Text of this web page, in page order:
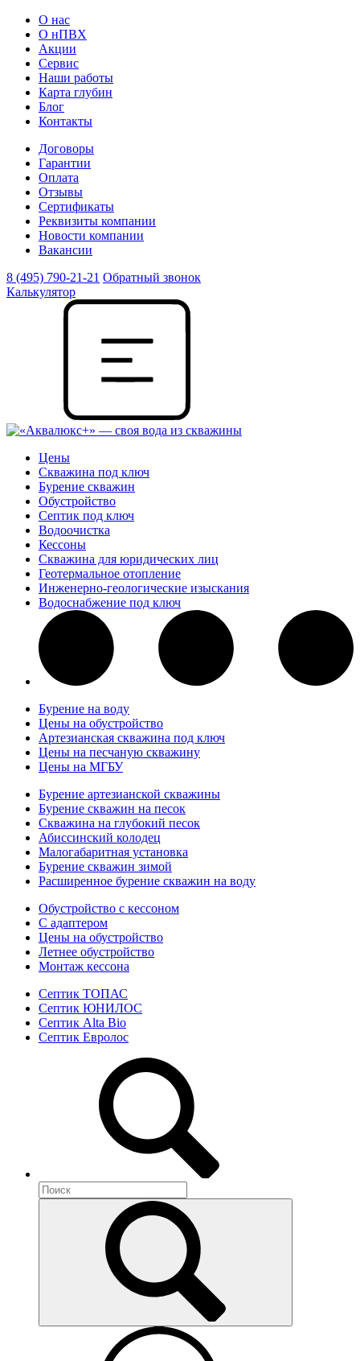
О нас
О нПВХ
Акции
Сервис
Наши работы
Карта глубин
Блог
Контакты
Договоры
Гарантии
Оплата
Отзывы
Сертификаты
Реквизиты компании
Новости компании
Вакансии
8 (495) 790-21-21 Обратный звонок
Калькулятор
Цены
Скважина под ключ
Бурение скважин
Обустройство
Септик под ключ
Водоочистка
Кессоны
Скважина для юридических лиц
Геотермальное отопление
Инженерно-геологические изыскания
Водоснабжение под ключ
Бурение на воду
Цены на обустройство
Артезианская скважина под ключ
Цены на песчаную скважину
Цены на МГБУ
Бурение артезианской скважины
Бурение скважин на песок
Скважина на глубокий песок
Абиссинский колодец
Малогабаритная установка
Бурение скважин зимой
Расширенное бурение скважин на воду
Обустройство с кессоном
С адаптером
Цены на обустройство
Летнее обустройство
Монтаж кессона
Септик ТОПАС
Септик ЮНИЛОС
Септик Alta Bio
Септик Евролос